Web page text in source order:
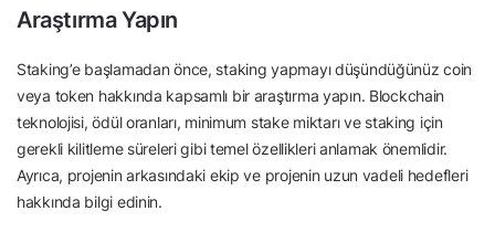
Araştırma Yapın
Staking’e başlamadan önce, staking yapmayı düşündüğünüz coin
veya token hakkında kapsamlı bir araştırma yapın. Blockchain
teknolojisi, ödül oranları, minimum stake miktarı ve staking için
gerekli kilitleme süreleri gibi temel özellikleri anlamak önemlidir.
Ayrıca, projenin arkasındaki ekip ve projenin uzun vadeli hedefleri
hakkında bilgi edinin.